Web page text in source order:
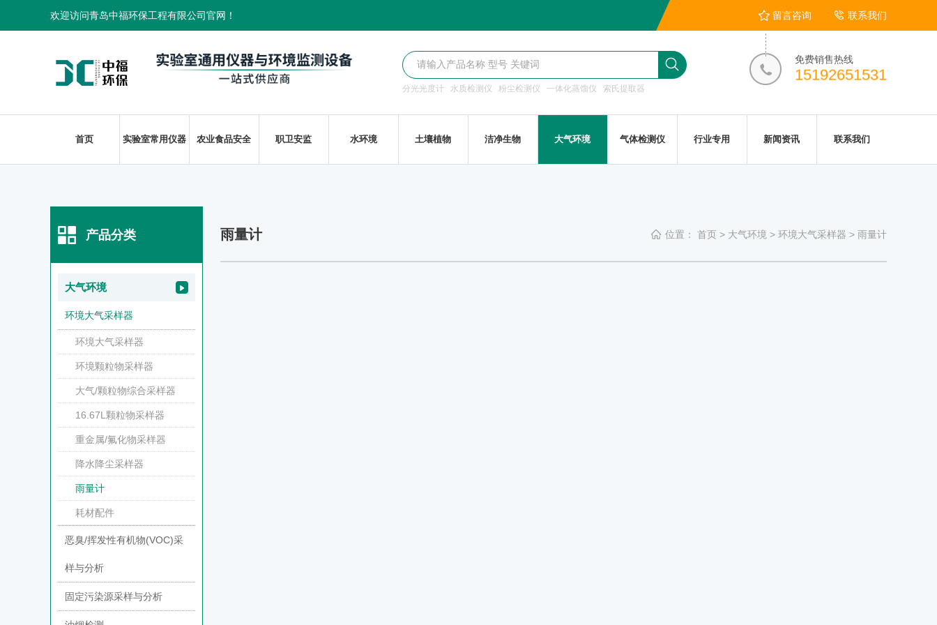
欢迎访问青岛中福环保工程有限公司官网！ 留言咨询 联系我们
分光光度计 水质检测仪 粉尘检测仪 一体化蒸馏仪 索氏提取器
免费销售热线
15192651531
首页 实验室常用仪器 农业食品安全 职卫安监 水环境 土壤植物 洁净生物 大气环境 气体检测仪 行业专用 新闻资讯 联系我们
雨量计 位置： 首页 > 大气环境 > 环境大气采样器 > 雨量计
产品分类
大气环境
环境大气采样器
环境大气采样器
环境颗粒物采样器
大气/颗粒物综合采样器
16.67L颗粒物采样器
重金属/氟化物采样器
降水降尘采样器
雨量计
耗材配件
恶臭/挥发性有机物(VOC)采
样与分析
固定污染源采样与分析